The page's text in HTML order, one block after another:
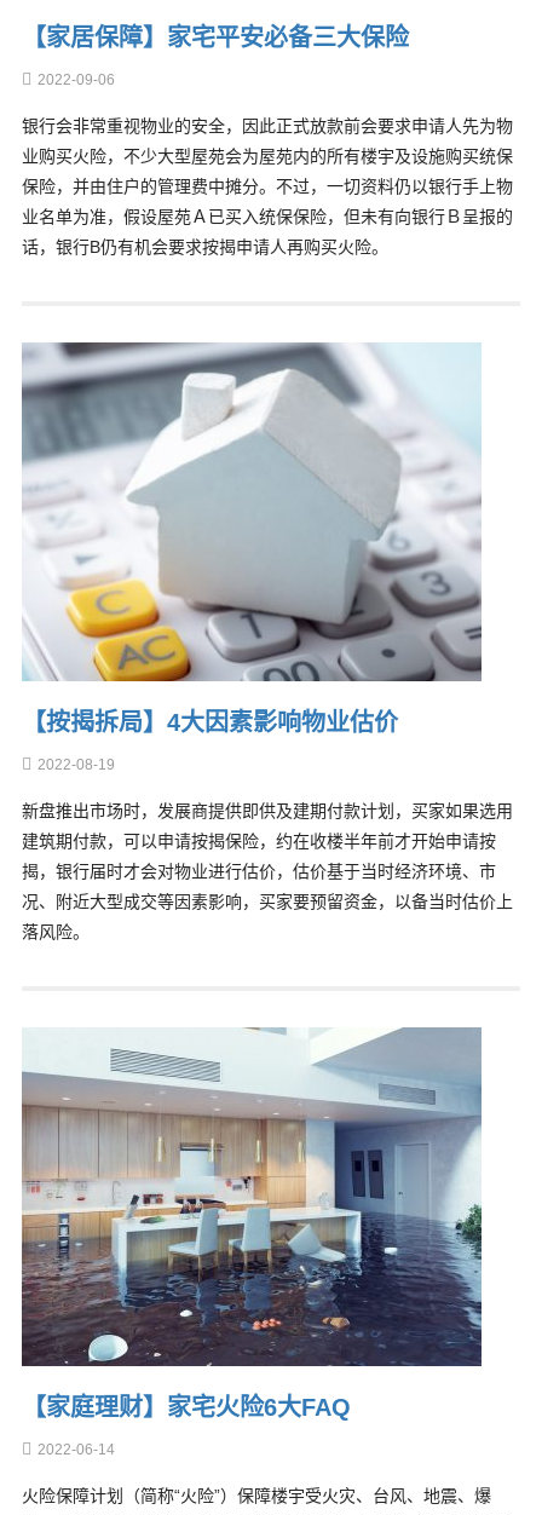
【家居保障】家宅平安必备三大保险
2022-09-06
银行会非常重视物业的安全，因此正式放款前会要求申请人先为物
业购买火险，不少大型屋苑会为屋苑内的所有楼宇及设施购买统保
保险，并由住户的管理费中摊分。不过，一切资料仍以银行手上物
业名单为准，假设屋苑Ａ已买入统保保险，但未有向银行Ｂ呈报的
话，银行B仍有机会要求按揭申请人再购买火险。
【按揭拆局】4大因素影响物业估价
2022-08-19
新盘推出市场时，发展商提供即供及建期付款计划，买家如果选用
建筑期付款，可以申请按揭保险，约在收楼半年前才开始申请按
揭，银行届时才会对物业进行估价，估价基于当时经济环境、市
况、附近大型成交等因素影响，买家要预留资金，以备当时估价上
落风险。
【家庭理财】家宅火险6大FAQ
2022-06-14
火险保障计划（简称“火险”）保障楼宇受火灾、台风、地震、爆